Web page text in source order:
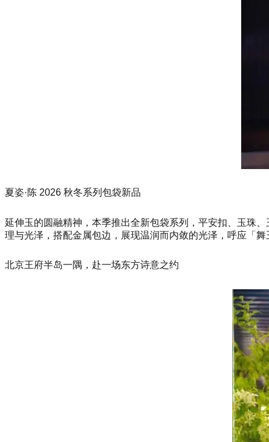
夏姿·陈 2026 秋冬系列包袋新品
延伸玉的圆融精神，本季推出全新包袋系列，平安扣、玉珠
理与光泽，搭配金属包边，展现温润而内敛的光泽，呼应「
北京王府半岛一隅，赴一场东方诗意之约